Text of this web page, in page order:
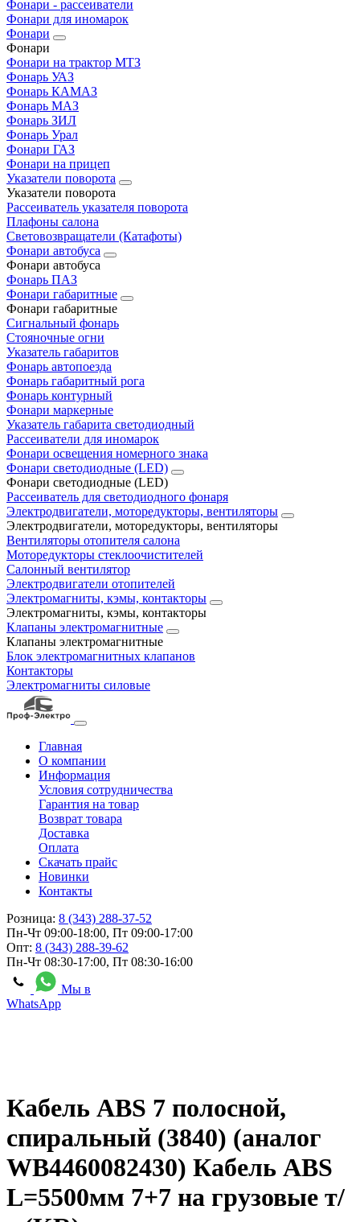
Фонари - рассеиватели
Фонари для иномарок
Фонари
Фонари
Фонари на трактор МТЗ
Фонарь УАЗ
Фонарь КАМАЗ
Фонарь МАЗ
Фонарь ЗИЛ
Фонарь Урал
Фонари ГАЗ
Фонари на прицеп
Указатели поворота
Указатели поворота
Рассеиватель указателя поворота
Плафоны салона
Световозвращатели (Катафоты)
Фонари автобуса
Фонари автобуса
Фонарь ПАЗ
Фонари габаритные
Фонари габаритные
Сигнальный фонарь
Стояночные огни
Указатель габаритов
Фонарь автопоезда
Фонарь габаритный рога
Фонарь контурный
Фонари маркерные
Указатель габарита светодиодный
Рассеиватели для иномарок
Фонари освещения номерного знака
Фонари светодиодные (LED)
Фонари светодиодные (LED)
Рассеиватель для светодиодного фонаря
Электродвигатели, моторедукторы, вентиляторы
Электродвигатели, моторедукторы, вентиляторы
Вентиляторы отопителя салона
Моторедукторы стеклоочистителей
Салонный вентилятор
Электродвигатели отопителей
Электромагниты, кэмы, контакторы
Электромагниты, кэмы, контакторы
Клапаны электромагнитные
Клапаны электромагнитные
Блок электромагнитных клапанов
Контакторы
Электромагниты силовые
Главная
О компании
Информация
Условия сотрудничества
Гарантия на товар
Возврат товара
Доставка
Оплата
Скачать прайс
Новинки
Контакты
Розница: 8 (343) 288-37-52
Пн-Чт 09:00-18:00, Пт 09:00-17:00
Опт: 8 (343) 288-39-62
Пн-Чт 08:30-17:00, Пт 08:30-16:00
Мы в
WhatsApp
Кабель ABS 7 полосной,
спиральный (3840) (аналог
WB4460082430) Кабель ABS
L=5500мм 7+7 на грузовые т/